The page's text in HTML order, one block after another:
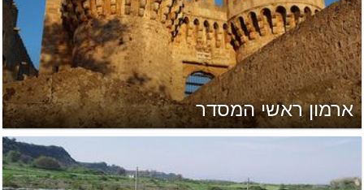
ארמון ראשי המסדר